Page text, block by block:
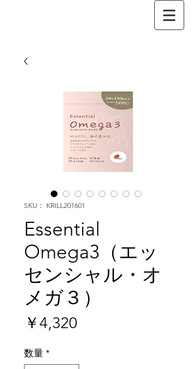
SKU： KRILL201601
Essential
Omega3（エッ
センシャル・オ
メガ３）
￥4,320
数量 *